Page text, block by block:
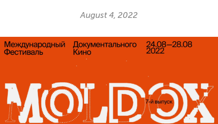
August 4, 2022